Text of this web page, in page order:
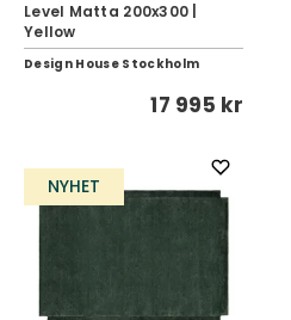
Level Matta 200x300 |
Yellow
Design House Stockholm
17 995 kr
NYHET